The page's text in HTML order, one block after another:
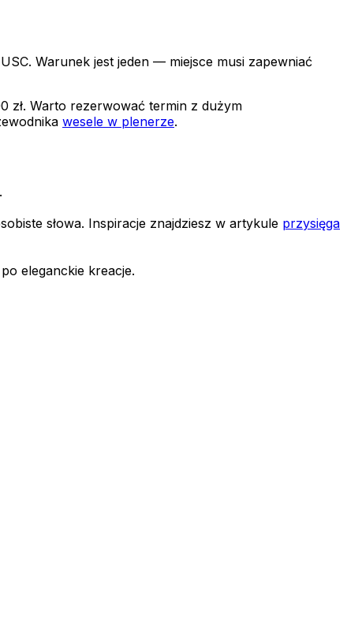
Warunek jest jeden — miejsce musi zapewniać
zł. Warto rezerwować termin z dużym
wesele w plenerze.
słowa. Inspiracje znajdziesz w artykule przysięga
eleganckie kreacje.